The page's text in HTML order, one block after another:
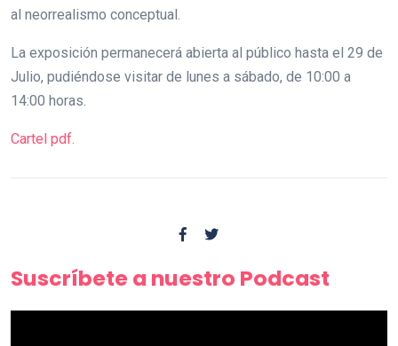
al neorrealismo conceptual.
La exposición permanecerá abierta al público hasta el 29 de
Julio, pudiéndose visitar de lunes a sábado, de 10:00 a
14:00 horas.
Cartel pdf.
Suscríbete a nuestro Podcast